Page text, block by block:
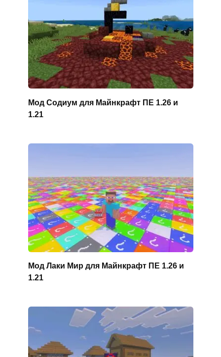
Мод Содиум для Майнкрафт ПЕ 1.26 и
1.21
Мод Лаки Мир для Майнкрафт ПЕ 1.26 и
1.21